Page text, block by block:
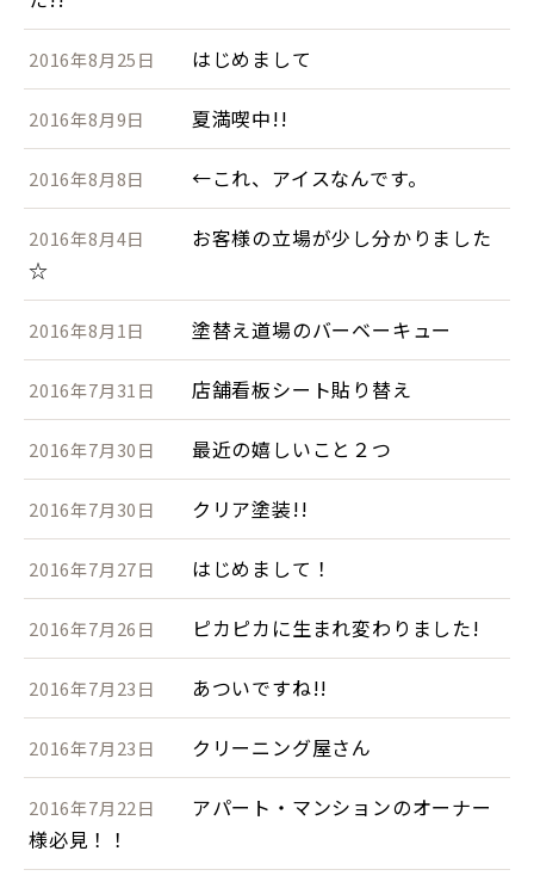
2016年8月25日 はじめまして
2016年8月9日 夏満喫中!!
2016年8月8日 ←これ、アイスなんです。
2016年8月4日
お客様の立場が少し分かりました
☆
2016年8月1日 塗替え道場のバーベーキュー
2016年7月31日 店舗看板シート貼り替え
2016年7月30日 最近の嬉しいこと２つ
2016年7月30日 クリア塗装!!
2016年7月27日 はじめまして！
2016年7月26日 ピカピカに生まれ変わりました!
2016年7月23日 あついですね!!
2016年7月23日 クリーニング屋さん
2016年7月22日
アパート・マンションのオーナー
様必見！！